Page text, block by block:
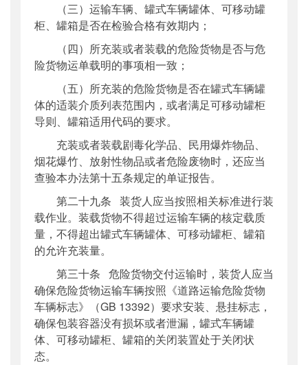
（三）运输车辆、罐式车辆罐体、可移动罐
柜、罐箱是否在检验合格有效期内；
（四）所充装或者装载的危险货物是否与危
险货物运单载明的事项相一致；
（五）所充装的危险货物是否在罐式车辆罐
体的适装介质列表范围内，或者满足可移动罐柜
导则、罐箱适用代码的要求。
充装或者装载剧毒化学品、民用爆炸物品、
烟花爆竹、放射性物品或者危险废物时，还应当
查验本办法第十五条规定的单证报告。
第二十九条 装货人应当按照相关标准进行装
载作业。装载货物不得超过运输车辆的核定载质
量，不得超出罐式车辆罐体、可移动罐柜、罐箱
的允许充装量。
第三十条 危险货物交付运输时，装货人应当
确保危险货物运输车辆按照《道路运输危险货物
车辆标志》（GB 13392）要求安装、悬挂标志，
确保包装容器没有损坏或者泄漏，罐式车辆罐
体、可移动罐柜、罐箱的关闭装置处于关闭状
态。